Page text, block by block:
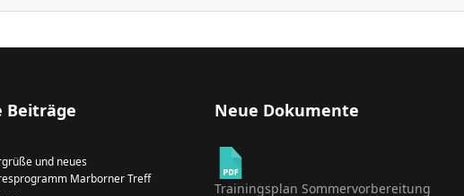
Beiträge
und neues
Marborner Treff
Neue Dokumente
Trainingsplan Sommervorbereitung